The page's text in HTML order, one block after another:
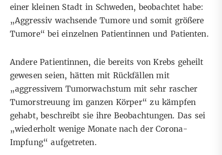
einer kleinen Stadt in Schweden, beobachtet habe:
„Aggressiv wachsende Tumore und somit größere
Tumore“ bei einzelnen Patientinnen und Patienten.
Andere Patientinnen, die bereits von Krebs geheilt
gewesen seien, hätten mit Rückfällen mit
„aggressivem Tumorwachstum mit sehr rascher
Tumorstreuung im ganzen Körper“ zu kämpfen
gehabt, beschreibt sie ihre Beobachtungen. Das sei
„wiederholt wenige Monate nach der Corona-
Impfung“ aufgetreten.